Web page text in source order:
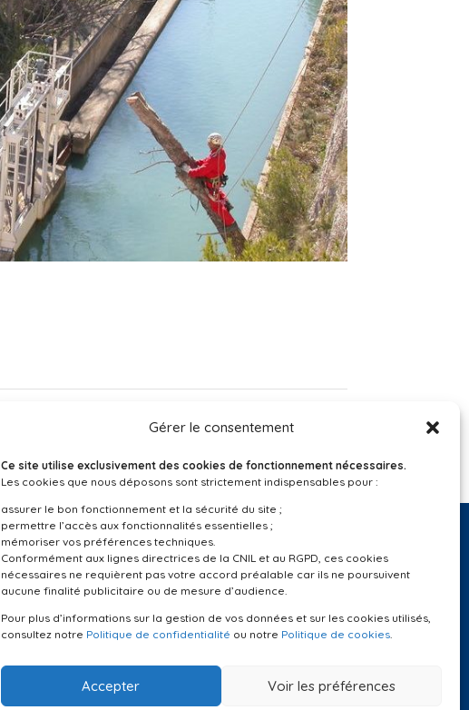
Gérer le consentement
Ce site utilise exclusivement des cookies de fonctionnement nécessaires.
Les cookies que nous déposons sont strictement indispensables pour :
assurer le bon fonctionnement et la sécurité du site ;
permettre l’accès aux fonctionnalités essentielles ;
mémoriser vos préférences techniques.
Conformément aux lignes directrices de la CNIL et au RGPD, ces cookies
nécessaires ne requièrent pas votre accord préalable car ils ne poursuivent
aucune finalité publicitaire ou de mesure d’audience.
Pour plus d’informations sur la gestion de vos données et sur les cookies utilisés,
consultez notre Politique de confidentialité ou notre Politique de cookies.
Accepter Voir les préférences
Suivez-nous